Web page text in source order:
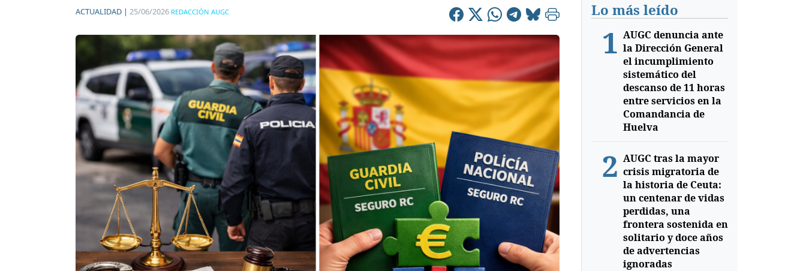
ACTUALIDAD | 25/06/2026 REDACCIÓN AUGC Lo más leído
1 AUGC denuncia ante
la Dirección General
el incumplimiento
sistemático del
descanso de 11 horas
entre servicios en la
Comandancia de
Huelva
2 AUGC tras la mayor
crisis migratoria de
la historia de Ceuta:
un centenar de vidas
perdidas, una
frontera sostenida en
solitario y doce años
de advertencias
ignoradas